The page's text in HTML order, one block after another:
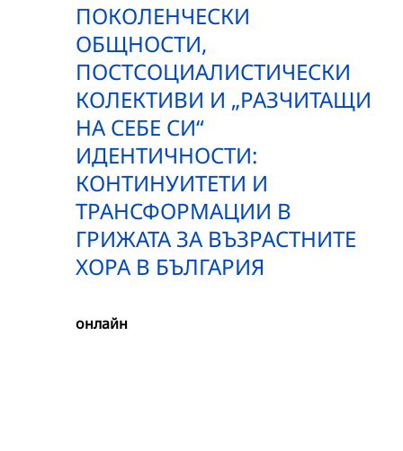
ПОКОЛЕНЧЕСКИ
ОБЩНОСТИ,
ПОСТСОЦИАЛИСТИЧЕСКИ
КОЛЕКТИВИ И „РАЗЧИТАЩИ
НА СЕБЕ СИ“
ИДЕНТИЧНОСТИ:
КОНТИНУИТЕТИ И
ТРАНСФОРМАЦИИ В
ГРИЖАТА ЗА ВЪЗРАСТНИТЕ
ХОРА В БЪЛГАРИЯ
онлайн